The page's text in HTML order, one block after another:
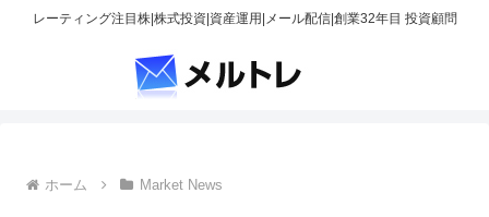
レーティング注目株|株式投資|資産運用|メール配信|創業32年目 投資顧問
ホーム Market News